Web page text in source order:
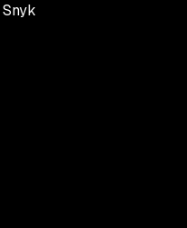
Snyk